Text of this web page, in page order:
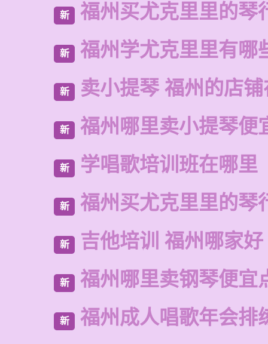
新 福州买尤克里里的琴
新 福州学尤克里里有哪
新 卖小提琴 福州的店
新 福州哪里卖小提琴便
新 学唱歌培训班在哪里
新 福州买尤克里里的琴
新 吉他培训 福州哪家好
新 福州哪里卖钢琴便宜
新 福州成人唱歌年会排